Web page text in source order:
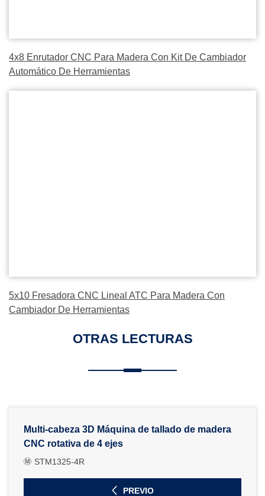
4x8 Enrutador CNC Para Madera Con Kit De Cambiador
Automático De Herramientas
5x10 Fresadora CNC Lineal ATC Para Madera Con
Cambiador De Herramientas
OTRAS LECTURAS
Multi-cabeza 3D Máquina de tallado de madera
CNC rotativa de 4 ejes
STM1325-4R
PREVIO